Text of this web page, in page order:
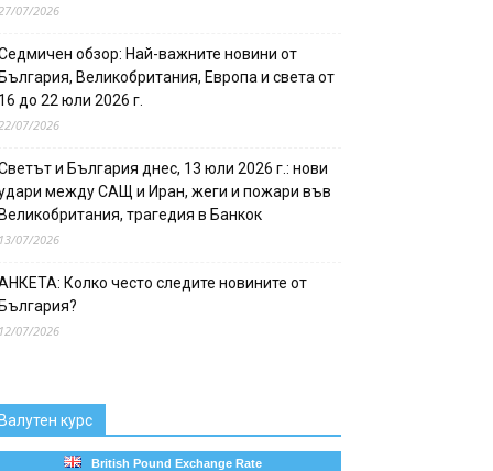
07/2026
обзор: Най-важните новини от
Великобритания, Европа и света от
до 22 юли 2026 г.
07/2026
и България днес, 13 юли 2026 г.: нови
между САЩ и Иран, жеги и пожари във
трагедия в Банкок
07/2026
Колко често следите новините от
07/2026
курс
British Pound Exchange Rate